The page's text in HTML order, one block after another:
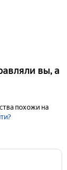
вы, а
похожи на